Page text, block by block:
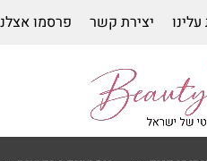
יצירת קשר פרסמו